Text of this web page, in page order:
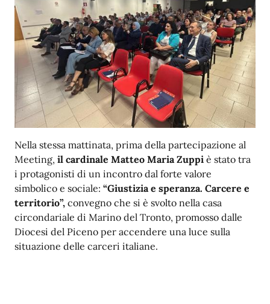
Nella stessa mattinata, prima della partecipazione al
Meeting, il cardinale Matteo Maria Zuppi è stato tra
i protagonisti di un incontro dal forte valore
simbolico e sociale: “Giustizia e speranza. Carcere e
territorio”, convegno che si è svolto nella casa
circondariale di Marino del Tronto, promosso dalle
Diocesi del Piceno per accendere una luce sulla
situazione delle carceri italiane.